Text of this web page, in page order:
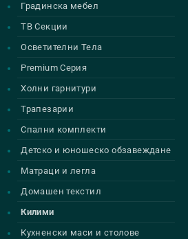
Градинска мебел
ТВ Секции
Осветителни Тела
Premium Серия
Холни гарнитури
Трапезарии
Спални комплекти
Детско и юношеско обзавеждане
Матраци и легла
Домашен текстил
Килими
Кухненски маси и столове